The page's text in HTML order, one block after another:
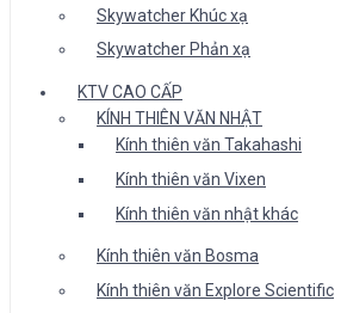
Skywatcher Khúc xạ
Skywatcher Phản xạ
KTV CAO CẤP
KÍNH THIÊN VĂN NHẬT
Kính thiên văn Takahashi
Kính thiên văn Vixen
Kính thiên văn nhật khác
Kính thiên văn Bosma
Kính thiên văn Explore Scientific